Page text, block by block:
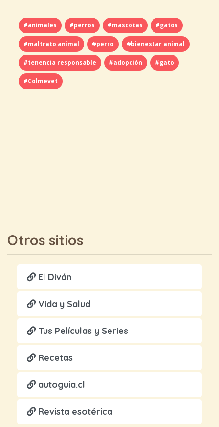
#animales #perros #mascotas #gatos
#maltrato animal #perro #bienestar animal
#tenencia responsable #adopción #gato
#Colmevet
Otros sitios
El Diván
Vida y Salud
Tus Películas y Series
Recetas
autoguia.cl
Revista esotérica